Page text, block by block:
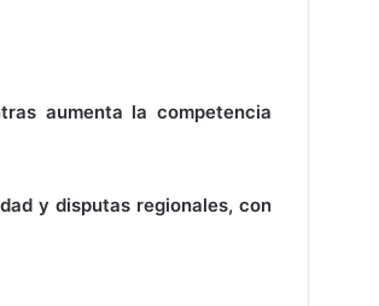
aumenta la competencia
y disputas regionales, con